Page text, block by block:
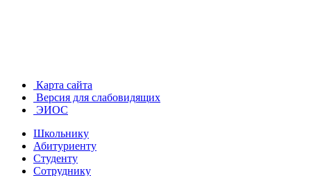
Карта сайта
Версия для слабовидящих
ЭИОС
Школьнику
Абитуриенту
Студенту
Сотруднику